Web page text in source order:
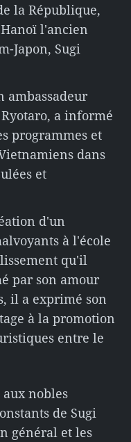
la République,
l'ancien
Japon, Sugi
ambassadeur
a informé
programmes et
dans
et
d'un
à l'école
qu'il
par son amour
il a exprimé son
à la promotion
entre le
nobles
de Sugi
général et les